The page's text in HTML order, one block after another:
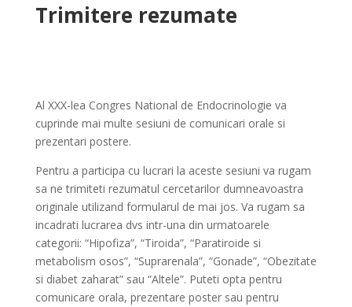
Trimitere rezumate
Al XXX-lea Congres National de Endocrinologie va
cuprinde mai multe sesiuni de comunicari orale si
prezentari postere.
Pentru a participa cu lucrari la aceste sesiuni va rugam
sa ne trimiteti rezumatul cercetarilor dumneavoastra
originale utilizand formularul de mai jos. Va rugam sa
incadrati lucrarea dvs intr-una din urmatoarele
categorii: “Hipofiza”, “Tiroida”, “Paratiroide si
metabolism osos”, “Suprarenala”, “Gonade”, “Obezitate
si diabet zaharat” sau “Altele”. Puteti opta pentru
comunicare orala, prezentare poster sau pentru